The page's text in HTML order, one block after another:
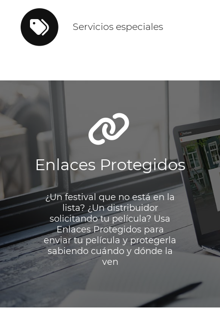
Servicios especiales
Enlaces Protegidos
¿Un festival que no está en la
lista? ¿Un distribuidor
solicitando tu película? Usa
Enlaces Protegidos para
enviar tu película y protegerla
sabiendo cuándo y dónde la
ven